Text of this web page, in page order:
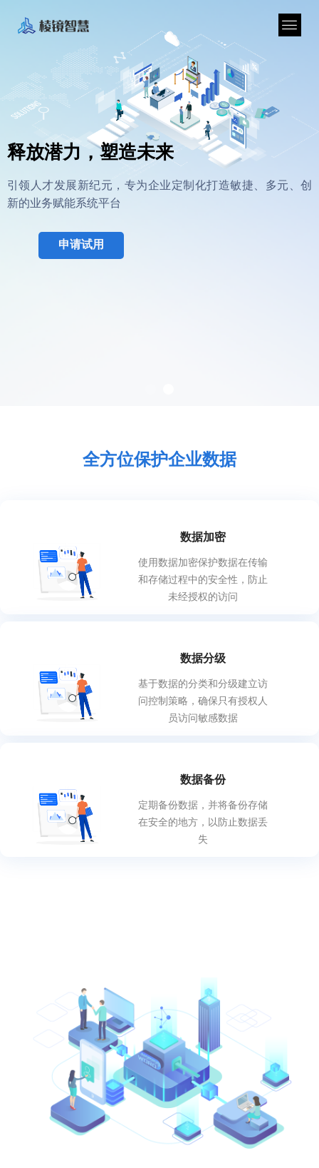
释放潜力，塑造未来
引领人才发展新纪元，专为企业定制化打造敏捷、多元、创
新的业务赋能系统平台
申请试用
全方位保护企业数据
数据加密
使用数据加密保护数据在传输
和存储过程中的安全性 ，防止
未经授权的访问
数据分级
基于数据的分类和分级建立访
问控制策略，确保只有授权人
员访问敏感数据
数据备份
定期备份数据，并将备份存储
在安全的地方，以防止数据丢
失